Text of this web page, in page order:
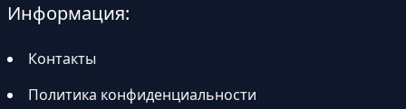
Информация:
Контакты
Политика конфиденциальности